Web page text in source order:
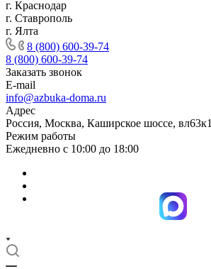
г. Краснодар
г. Ставрополь
г. Ялта
8 (800) 600-39-74
8 (800) 600-39-74
Заказать звонок
E-mail
info@azbuka-doma.ru
Адрес
Россия, Москва, Каширское шоссе, вл63к1
Режим работы
Ежедневно с 10:00 до 18:00